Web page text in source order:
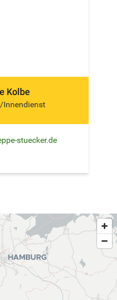
Kolbe
Innendienst
stuecker.de